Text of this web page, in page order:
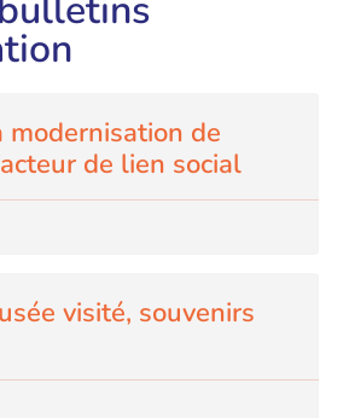
modernisation de
de lien social
visité, souvenirs